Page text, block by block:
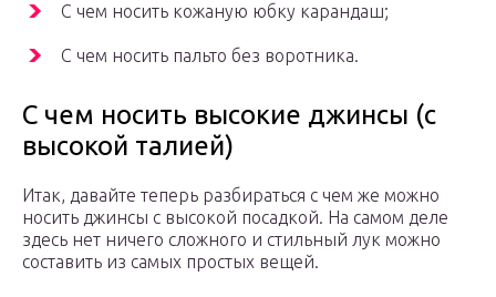
С чем носить кожаную юбку карандаш;
С чем носить пальто без воротника.
С чем носить высокие джинсы (с
высокой талией)
Итак, давайте теперь разбираться с чем же можно
носить джинсы с высокой посадкой. На самом деле
здесь нет ничего сложного и стильный лук можно
составить из самых простых вещей.